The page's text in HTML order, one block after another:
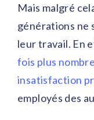
Mais malgré
générations ne
leur travail. En
fois plus
insatisfaction
employés des